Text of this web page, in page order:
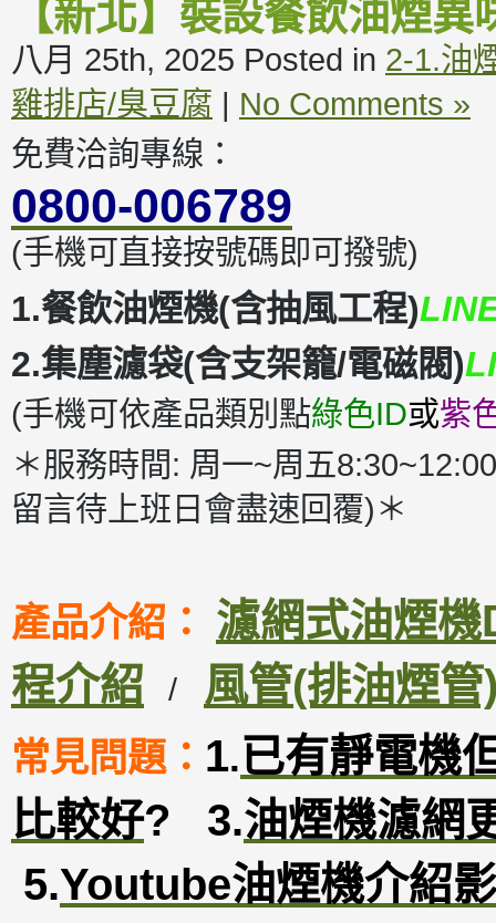
【新北】裝設餐飲油煙
八月 25th, 2025 Posted in 2-1.油
雞排店/臭豆腐 | No Comments »
免費洽詢專線：
0800-006789
(手機可直接按號碼即可撥號)
1.餐飲油煙機(含抽風工程)
2.集塵濾袋(含支架籠/電磁閥)
(手機可依產品類別點綠色ID或紫
＊服務時間: 周一~周五
留言待上班日會盡速回覆)＊
產品介紹： 濾網式油煙
程介紹
/ 風管(排油煙管
常見問題： 1.已有靜電機
比較好? 3.油煙機濾網
5.Youtube油煙機介紹